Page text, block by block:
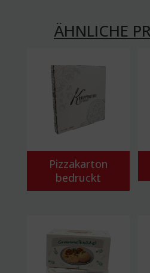
ÄHNLICHE
Pizzakarton
bedruckt